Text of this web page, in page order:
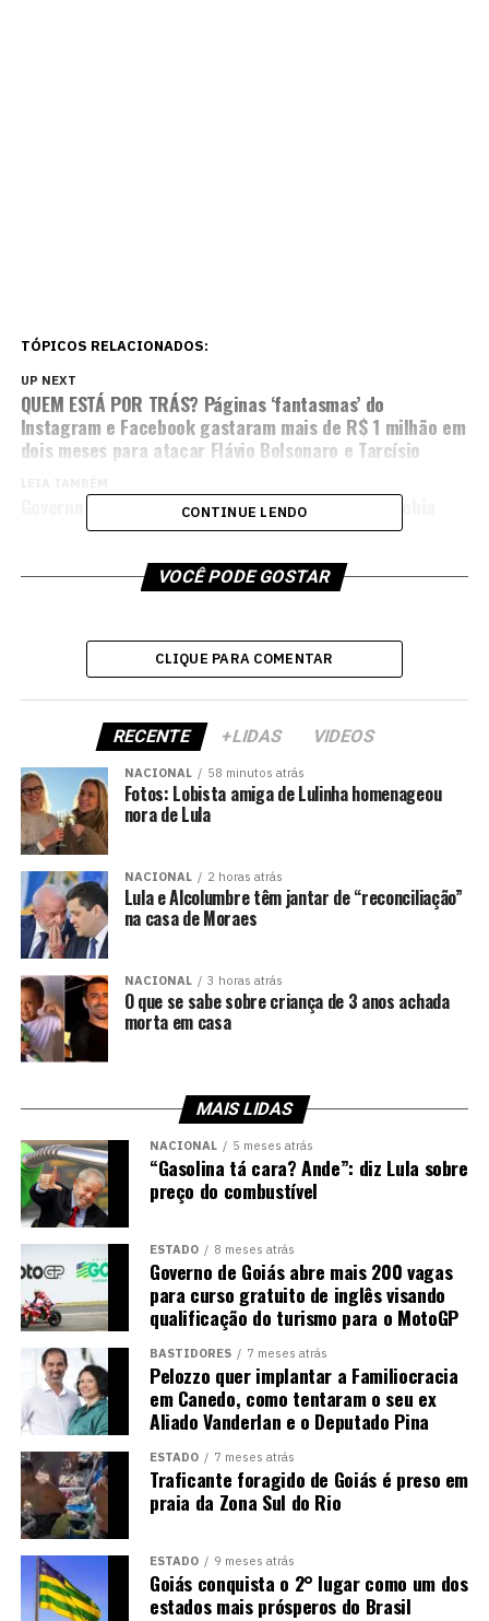
TÓPICOS RELACIONADOS:
UP NEXT
QUEM ESTÁ POR TRÁS? Páginas ‘fantasmas’ do
Instagram e Facebook gastaram mais de R$ 1 milhão em
dois meses para atacar Flávio Bolsonaro e Tarcísio
Governo de SC aciona PGR contra Lula por xenofobia
CONTINUE LENDO
VOCÊ PODE GOSTAR
CLIQUE PARA COMENTAR
RECENTE +LIDAS VIDEOS
NACIONAL 58 minutos atrás
Fotos: Lobista amiga de Lulinha homenageou
nora de Lula
NACIONAL 2 horas atrás
Lula e Alcolumbre têm jantar de “reconciliação”
na casa de Moraes
NACIONAL 3 horas atrás
O que se sabe sobre criança de 3 anos achada
morta em casa
MAIS LIDAS
NACIONAL 5 meses atrás
“Gasolina tá cara? Ande”: diz Lula sobre
preço do combustível
ESTADO 8 meses atrás
Governo de Goiás abre mais 200 vagas
para curso gratuito de inglês visando
qualificação do turismo para o MotoGP
BASTIDORES 7 meses atrás
Pelozzo quer implantar a Familiocracia
em Canedo, como tentaram o seu ex
Aliado Vanderlan e o Deputado Pina
ESTADO 7 meses atrás
Traficante foragido de Goiás é preso em
praia da Zona Sul do Rio
ESTADO 9 meses atrás
Goiás conquista o 2° lugar como um dos
estados mais prósperos do Brasil